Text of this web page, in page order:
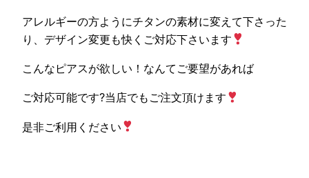
アレルギーの方ようにチタンの素材に変えて下さった
り、デザイン変更も快くご対応下さいます
こんなピアスが欲しい！なんてご要望があれば
ご対応可能です?当店でもご注文頂けます
是非ご利用ください